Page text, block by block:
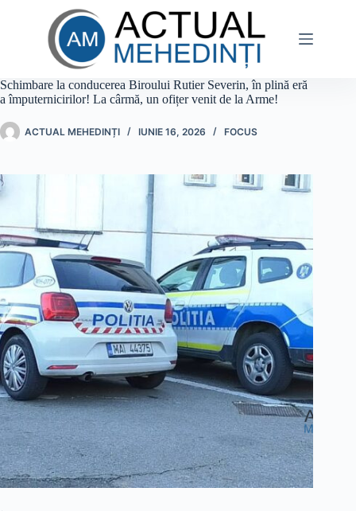
Schimbare la conducerea Biroului Rutier Severin, în plină eră
a împuternicirilor! La cârmă, un ofițer venit de la Arme!
ACTUAL MEHEDINȚI IUNIE 16, 2026 FOCUS